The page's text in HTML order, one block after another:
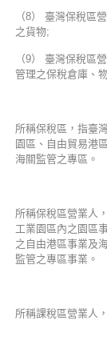
（8） 臺灣保稅區
之貨物;
（9） 臺灣保稅區
管理之保稅倉庫、
所稱保稅區，指臺
園區、自由貿易港
海關監管之專區。
所稱保稅區營業人
工業園區內之園區
之自由港區事業及
監管之專區事業。
所稱課稅區營業人